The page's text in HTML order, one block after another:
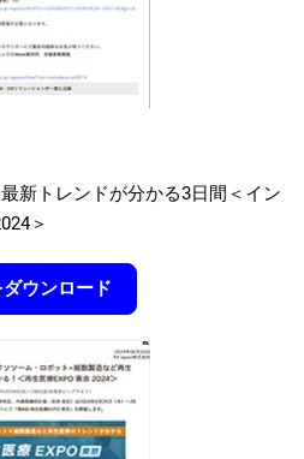
新トレンドが分かる3⽇間＜イン
＞
ダウンロード